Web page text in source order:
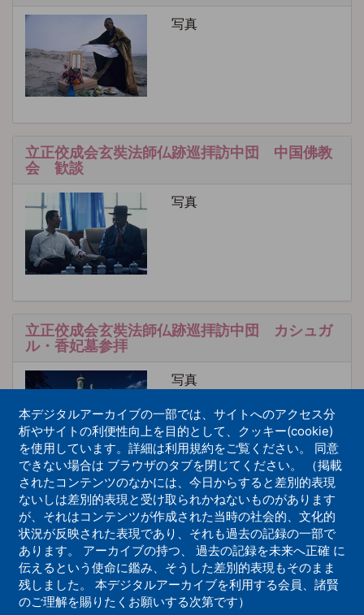
写真
立正佼成会玄奘法師仏跡巡拝訪中団 中国佛教
会 歓談
写真
立正佼成会玄奘法師仏跡巡拝訪中団 カシュガ
ル・香妃墓参拝
写真
立正佼成会玄奘法師仏跡巡拝訪中団 火焔山
写真
本デジタルアーカイブの一部では、サイトへのアクセス分
析やサイトの利便性向上を目的として、クッキー(cookie)
を使用しています。詳細は利用規約をご覧ください。 同意
できない場合は ブラウザのタブを閉じてください。 （掲載
されたコンテンツのなかには、今日からすると差別的表現
ないしは差別的表現と受け取られかねないものがあります
が、それはコンテンツが作成された当時の社会的、文化的
状況が反映された表現であり、それも過去の記録の一部で
あります。 アーカイブの持つ、 過去の記録を未来へ正確 に
伝えるという使命に鑑み、そうした差別的表現もそのまま
残しました。 本デジタルアーカイブを利用する会員、諸賢
のご理解を賜りたくお願いする次第です）